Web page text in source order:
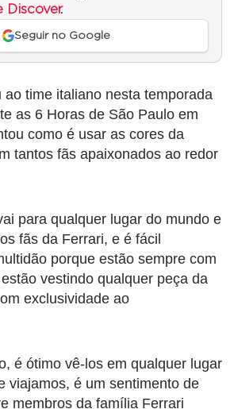
Discover.
Seguir no Google
ao time italiano nesta temporada
as 6 Horas de São Paulo em
como é usar as cores da
tantos fãs apaixonados ao redor
para qualquer lugar do mundo e
fãs da Ferrari, e é fácil
porque estão sempre com
vestindo qualquer peça da
exclusividade ao
é ótimo vê-los em qualquer lugar
viajamos, é um sentimento de
membros da família Ferrari